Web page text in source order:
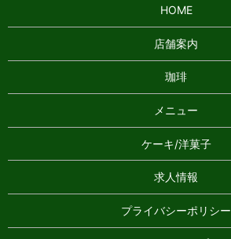
HOME
店舗案内
珈琲
メニュー
ケーキ/洋菓子
求人情報
プライバシーポリシー